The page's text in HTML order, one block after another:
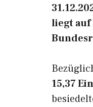
liegt auf
15,37